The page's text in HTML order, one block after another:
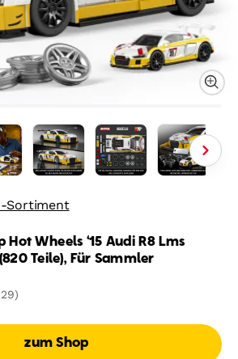
Sortiment
Hot Wheels ‘15 Audi R8 Lms
Teile), Für Sammler
zum Shop